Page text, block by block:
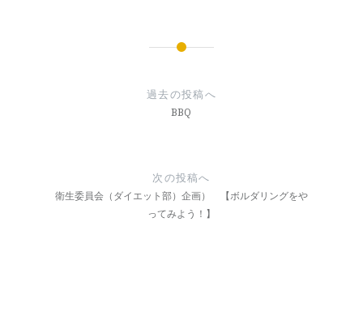
過去の投稿へ
BBQ
次の投稿へ
衛生委員会（ダイエット部）企画） 【ボルダリングをや
ってみよう！】